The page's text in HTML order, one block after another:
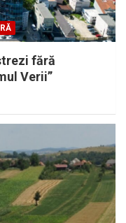
fără
Verii”